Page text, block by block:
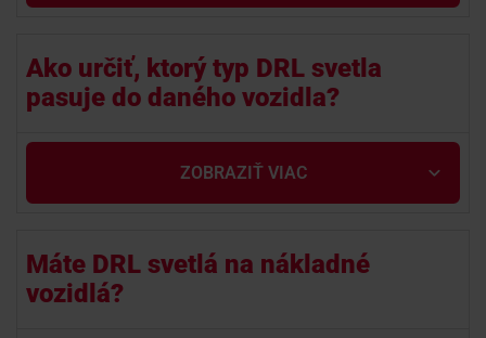
Ako určiť, ktorý typ DRL svetla
pasuje do daného vozidla?
ZOBRAZIŤ VIAC
Máte DRL svetlá na nákladné
vozidlá?